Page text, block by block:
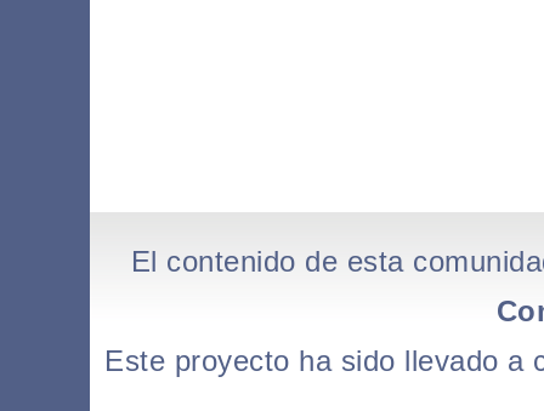
El contenido de esta
Este proyecto ha sido llevado